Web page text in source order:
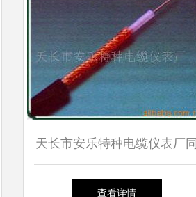
天长市安乐特种电缆仪表厂同
轴电缆与光缆产品列表
查看详情